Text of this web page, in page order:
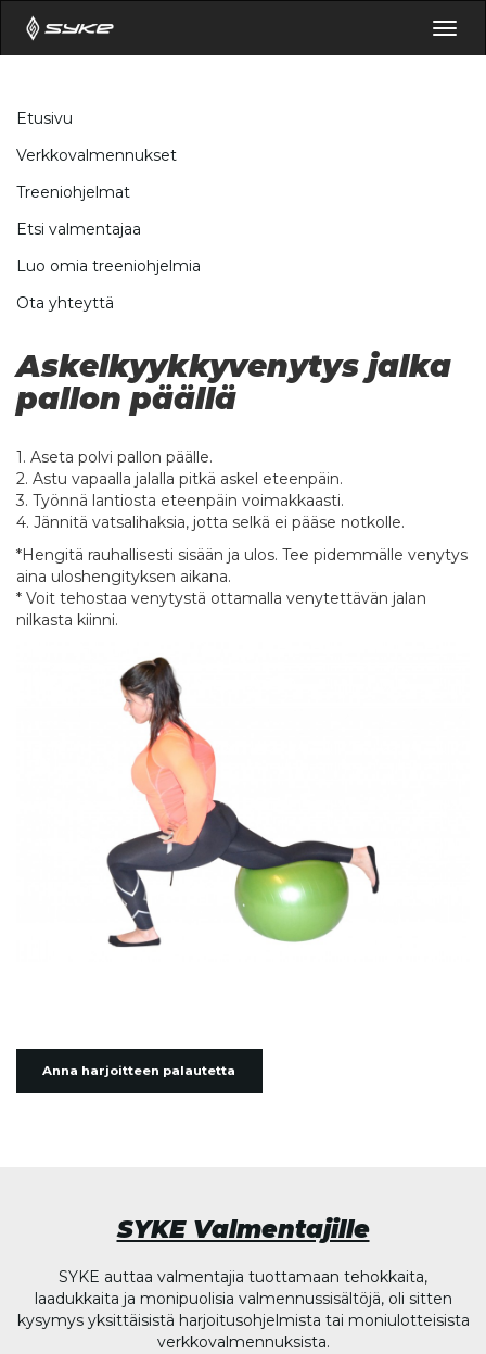
Etusivu
Verkkovalmennukset
Treeniohjelmat
Etsi valmentajaa
Luo omia treeniohjelmia
Ota yhteyttä
Askelkyykkyvenytys jalka
pallon päällä
1. Aseta polvi pallon päälle.
2. Astu vapaalla jalalla pitkä askel eteenpäin.
3. Työnnä lantiosta eteenpäin voimakkaasti.
4. Jännitä vatsalihaksia, jotta selkä ei pääse notkolle.
*Hengitä rauhallisesti sisään ja ulos. Tee pidemmälle venytys
aina uloshengityksen aikana.
* Voit tehostaa venytystä ottamalla venytettävän jalan
nilkasta kiinni.
Anna harjoitteen palautetta
SYKE Valmentajille
SYKE auttaa valmentajia tuottamaan tehokkaita,
laadukkaita ja monipuolisia valmennussisältöjä, oli sitten
kysymys yksittäisistä harjoitusohjelmista tai moniulotteisista
verkkovalmennuksista.